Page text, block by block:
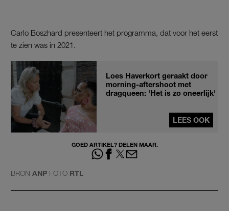
Carlo Boszhard presenteert het programma, dat voor het eerst
te zien was in 2021.
Loes Haverkort geraakt door
morning-aftershoot met
dragqueen: 'Het is zo oneerlijk'
LEES OOK
GOED ARTIKEL? DELEN MAAR.
BRON ANP FOTO RTL